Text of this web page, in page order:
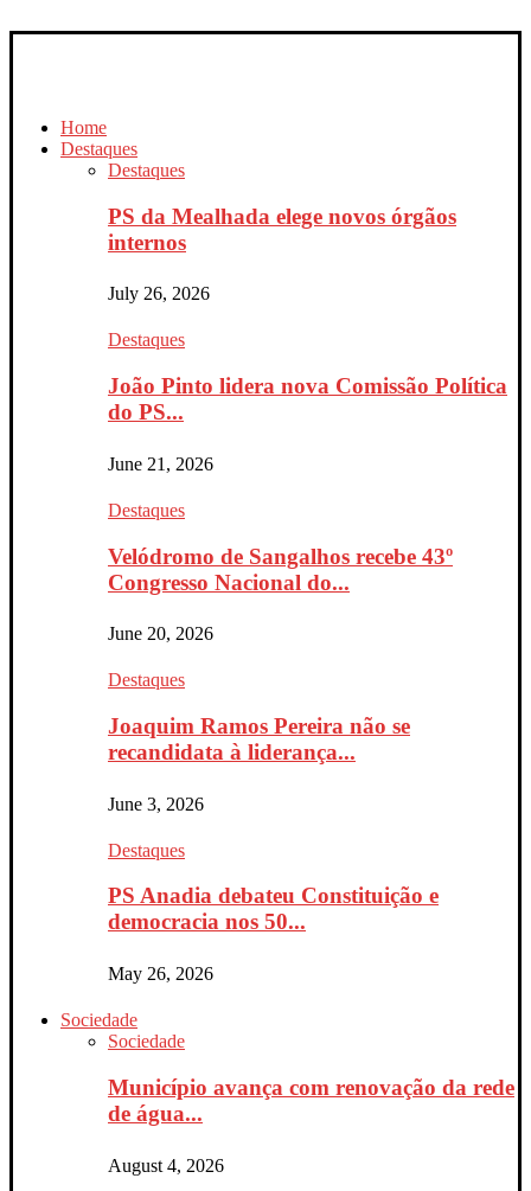
Home
Destaques
Destaques
PS da Mealhada elege novos órgãos
internos
July 26, 2026
Destaques
João Pinto lidera nova Comissão Política
do PS...
June 21, 2026
Destaques
Velódromo de Sangalhos recebe 43º
Congresso Nacional do...
June 20, 2026
Destaques
Joaquim Ramos Pereira não se
recandidata à liderança...
June 3, 2026
Destaques
PS Anadia debateu Constituição e
democracia nos 50...
May 26, 2026
Sociedade
Sociedade
Município avança com renovação da rede
de água...
August 4, 2026